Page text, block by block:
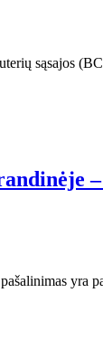
sąsajos
yra